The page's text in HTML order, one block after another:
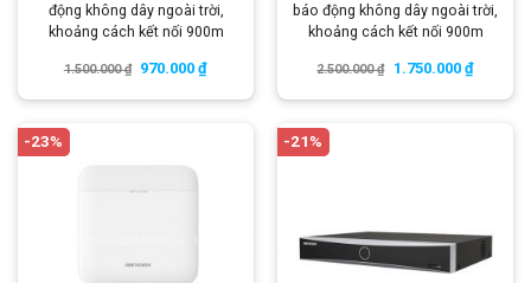
động không dây ngoài trời,
khoảng cách kết nối 900m
1.500.000₫ 970.000₫
báo động không dây ngoài trời,
khoảng cách kết nối 900m
2.500.000₫ 1.750.000 ₫
-23% -21%